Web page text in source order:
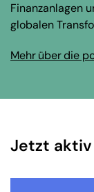
Finanzanlagen
globalen
Mehr über die
Jetzt